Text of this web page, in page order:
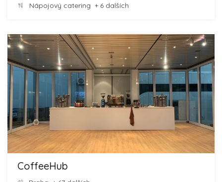
Nápojový catering + 6 dalších
CoffeeHub